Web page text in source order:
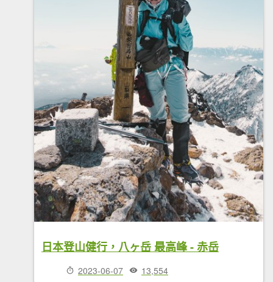
日本登山健行，八ヶ岳 最高峰 - 赤岳
2023-06-07 13,554